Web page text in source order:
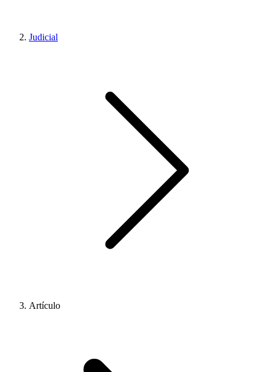
Judicial
Artículo